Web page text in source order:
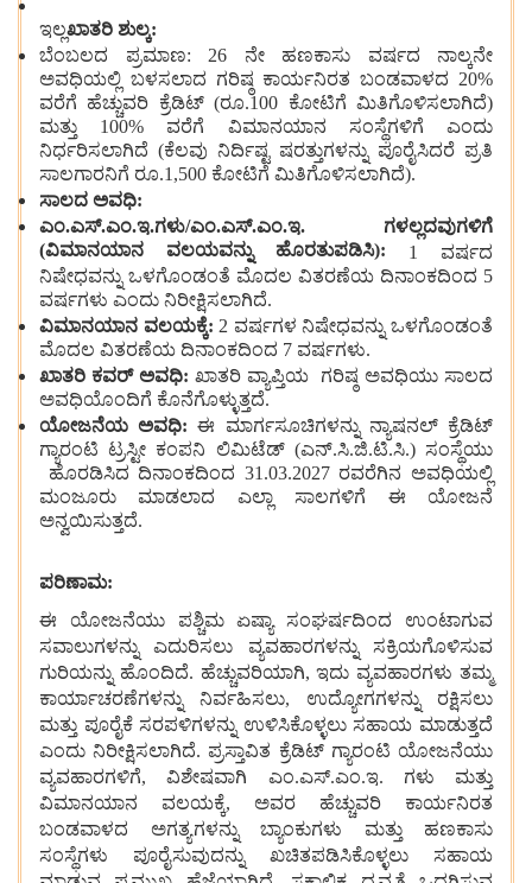
ಇಲ್ಲಖಾತರಿ ಶುಲ್ಕ:
ಬೆಂಬಲದ ಪ್ರಮಾಣ: 26 ನೇ ಹಣಕಾಸು ವರ್ಷದ ನಾಲ್ಕನೇ
ಅವಧಿಯಲ್ಲಿ ಬಳಸಲಾದ ಗರಿಷ್ಠ ಕಾರ್ಯನಿರತ ಬಂಡವಾಳದ 20%
ವರೆಗೆ ಹೆಚ್ಚುವರಿ ಕ್ರೆಡಿಟ್ (ರೂ.100 ಕೋಟಿಗೆ ಮಿತಿಗೊಳಿಸಲಾಗಿದೆ)
ಮತ್ತು 100% ವರೆಗೆ ವಿಮಾನಯಾನ ಸಂಸ್ಥೆಗಳಿಗೆ ಎಂದು
ನಿರ್ಧರಿಸಲಾಗಿದೆ (ಕೆಲವು ನಿರ್ದಿಷ್ಟ ಷರತ್ತುಗಳನ್ನು ಪೂರೈಸಿದರೆ ಪ್ರತಿ
ಸಾಲಗಾರನಿಗೆ ರೂ.1,500 ಕೋಟಿಗೆ ಮಿತಿಗೊಳಿಸಲಾಗಿದೆ).
ಸಾಲದ ಅವಧಿ:
ಎಂ.ಎಸ್.ಎಂ.ಇ.ಗಳು/ಎಂ.ಎಸ್.ಎಂ.ಇ. ಗಳಲ್ಲದವುಗಳಿಗೆ
(ವಿಮಾನಯಾನ ವಲಯವನ್ನು ಹೊರತುಪಡಿಸಿ): 1 ವರ್ಷದ
ನಿಷೇಧವನ್ನು ಒಳಗೊಂಡಂತೆ ಮೊದಲ ವಿತರಣೆಯ ದಿನಾಂಕದಿಂದ 5
ವರ್ಷಗಳು ಎಂದು ನಿರೀಕ್ಷಿಸಲಾಗಿದೆ.
ವಿಮಾನಯಾನ ವಲಯಕ್ಕೆ:2 ವರ್ಷಗಳ ನಿಷೇಧವನ್ನು ಒಳಗೊಂಡಂತೆ
ಮೊದಲ ವಿತರಣೆಯ ದಿನಾಂಕದಿಂದ 7 ವರ್ಷಗಳು.
ಖಾತರಿ ಕವರ್ ಅವಧಿ: ಖಾತರಿ ವ್ಯಾಪ್ತಿಯ ಗರಿಷ್ಠ ಅವಧಿಯು ಸಾಲದ
ಅವಧಿಯೊಂದಿಗೆ ಕೊನೆಗೊಳ್ಳುತ್ತದೆ.
ಯೋಜನೆಯ ಅವಧಿ: ಈ ಮಾರ್ಗಸೂಚಿಗಳನ್ನು ನ್ಯಾಷನಲ್ ಕ್ರೆಡಿಟ್
ಗ್ಯಾರಂಟಿ ಟ್ರಸ್ಟೀ ಕಂಪನಿ ಲಿಮಿಟೆಡ್ (ಎನ್.ಸಿ.ಜಿ.ಟಿ.ಸಿ.) ಸಂಸ್ಥೆಯು
ಹೊರಡಿಸಿದ ದಿನಾಂಕದಿಂದ 31.03.2027 ರವರೆಗಿನ ಅವಧಿಯಲ್ಲಿ
ಮಂಜೂರು ಮಾಡಲಾದ ಎಲ್ಲಾ ಸಾಲಗಳಿಗೆ ಈ ಯೋಜನೆ
ಅನ್ವಯಿಸುತ್ತದೆ.
ಪರಿಣಾಮ:
ಈ ಯೋಜನೆಯು ಪಶ್ಚಿಮ ಏಷ್ಯಾ ಸಂಘರ್ಷದಿಂದ ಉಂಟಾಗುವ
ಸವಾಲುಗಳನ್ನು ಎದುರಿಸಲು ವ್ಯವಹಾರಗಳನ್ನು ಸಕ್ರಿಯಗೊಳಿಸುವ
ಗುರಿಯನ್ನು ಹೊಂದಿದೆ. ಹೆಚ್ಚುವರಿಯಾಗಿ, ಇದು ವ್ಯವಹಾರಗಳು ತಮ್ಮ
ಕಾರ್ಯಾಚರಣೆಗಳನ್ನು ನಿರ್ವಹಿಸಲು, ಉದ್ಯೋಗಗಳನ್ನು ರಕ್ಷಿಸಲು
ಮತ್ತು ಪೂರೈಕೆ ಸರಪಳಿಗಳನ್ನು ಉಳಿಸಿಕೊಳ್ಳಲು ಸಹಾಯ ಮಾಡುತ್ತದೆ
ಎಂದು ನಿರೀಕ್ಷಿಸಲಾಗಿದೆ. ಪ್ರಸ್ತಾವಿತ ಕ್ರೆಡಿಟ್ ಗ್ಯಾರಂಟಿ ಯೋಜನೆಯು
ವ್ಯವಹಾರಗಳಿಗೆ, ವಿಶೇಷವಾಗಿ ಎಂ.ಎಸ್.ಎಂ.ಇ. ಗಳು ಮತ್ತು
ವಿಮಾನಯಾನ ವಲಯಕ್ಕೆ, ಅವರ ಹೆಚ್ಚುವರಿ ಕಾರ್ಯನಿರತ
ಬಂಡವಾಳದ ಅಗತ್ಯಗಳನ್ನು ಬ್ಯಾಂಕುಗಳು ಮತ್ತು ಹಣಕಾಸು
ಸಂಸ್ಥೆಗಳು ಪೂರೈಸುವುದನ್ನು ಖಚಿತಪಡಿಸಿಕೊಳ್ಳಲು ಸಹಾಯ